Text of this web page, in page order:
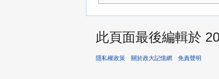
此頁面最後編輯於
隱私權政策 關於政大記憶網 免責聲明